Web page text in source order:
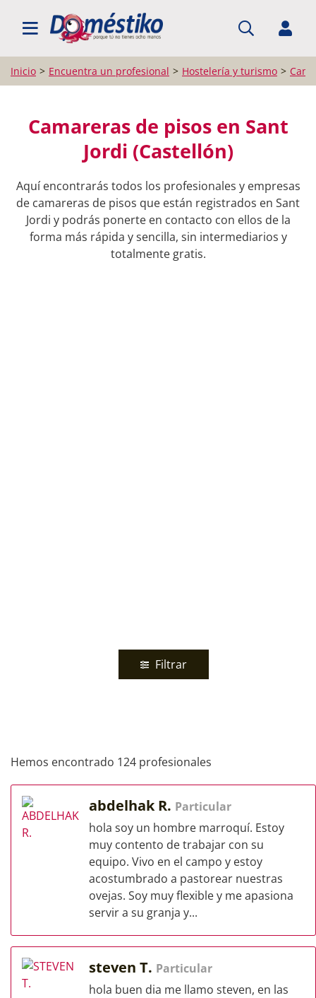
BUSCAR PROFESIONALES
Inicio Encuentra un profesional Hostelería y turismo
Camareras de pisos en Sant
Jordi (Castellón)
Aquí encontrarás todos los profesionales y empresas
de camareras de pisos que están registrados en Sant
Jordi y podrás ponerte en contacto con ellos de la
forma más rápida y sencilla, sin intermediarios y
totalmente gratis.
Filtrar
Hemos encontrado 124 profesionales
abdelhak R. Particular
hola soy un hombre marroquí. Estoy
muy contento de trabajar con su
equipo. Vivo en el campo y estoy
acostumbrado a pastorear nuestras
ovejas. Soy muy flexible y me apasiona
servir a su granja y...
steven T. Particular
hola buen dia me llamo steven, en las